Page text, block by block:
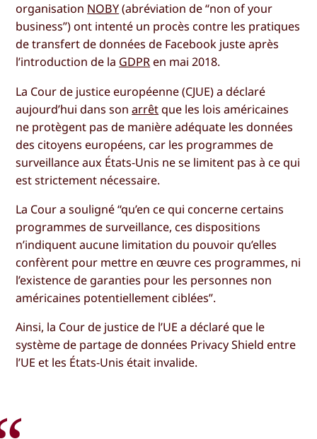
organisation NOBY(abréviation de “non of your
business”) ont intenté un procès contre les pratiques
de transfert de données de Facebook juste après
l’introduction de la GDPR en mai 2018.
La Cour de justice européenne (CJUE) a déclaré
aujourd’hui dans sonarrêt que les lois américaines
ne protègent pas de manière adéquate les données
des citoyens européens, car les programmes de
surveillance aux États-Unis ne se limitent pas à ce qui
est strictement nécessaire.
La Cour a souligné “qu’en ce qui concerne certains
programmes de surveillance, ces dispositions
n’indiquent aucune limitation du pouvoir qu’elles
confèrent pour mettre en œuvre ces programmes, ni
l’existence de garanties pour les personnes non
américaines potentiellement ciblées”.
Ainsi, la Cour de justice de l’UE a déclaré que le
système de partage de données Privacy Shield entre
l’UE et les États-Unis était invalide.